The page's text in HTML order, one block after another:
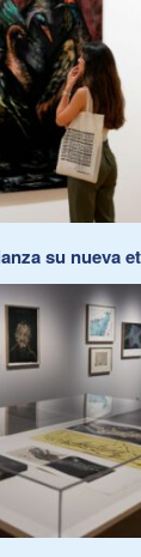
su nueva